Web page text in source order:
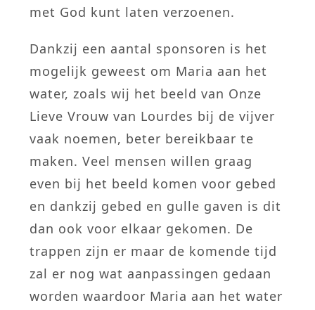
met God kunt laten verzoenen.
Dankzij een aantal sponsoren is het
mogelijk geweest om Maria aan het
water, zoals wij het beeld van Onze
Lieve Vrouw van Lourdes bij de vijver
vaak noemen, beter bereikbaar te
maken. Veel mensen willen graag
even bij het beeld komen voor gebed
en dankzij gebed en gulle gaven is dit
dan ook voor elkaar gekomen. De
trappen zijn er maar de komende tijd
zal er nog wat aanpassingen gedaan
worden waardoor Maria aan het water